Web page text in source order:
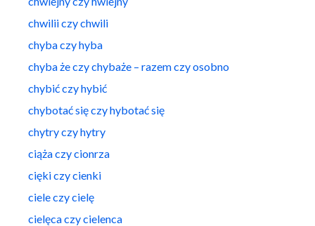
chwilii czy chwili
chyba czy hyba
chyba że czy chybaże – razem czy osobno
chybić czy hybić
chybotać się czy hybotać się
chytry czy hytry
ciąża czy cionrza
cięki czy cienki
ciele czy cielę
cielęca czy cielenca